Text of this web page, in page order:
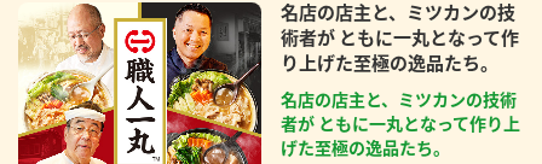
名店の店主と、ミツカンの技
術者が ともに一丸となって作
り上げた至極の逸品たち。
名店の店主と、ミツカンの技術
者が ともに一丸となって作り上
げた至極の逸品たち。